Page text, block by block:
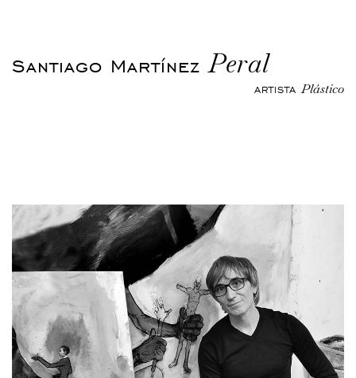
Santiago MartínezPeral
ARTISTAPlástico